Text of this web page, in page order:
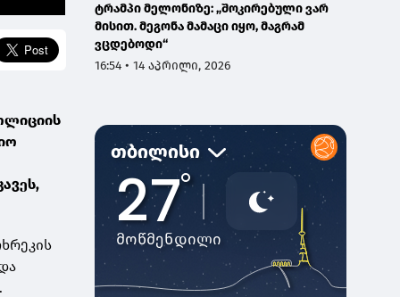
ტრამპი მელონიზე: „შოკირებული ვარ
მისით. მეგონა მამაცი იყო, მაგრამ
ვცდებოდი“
16:54 • 14 აპრილი, 2026